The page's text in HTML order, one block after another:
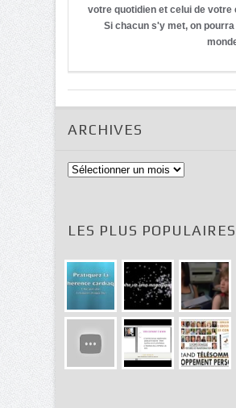
votre quotidien et celui de votre
Si chacun s'y met, on
ARCHIVES
Archives
LES PLUS POPULAIRES